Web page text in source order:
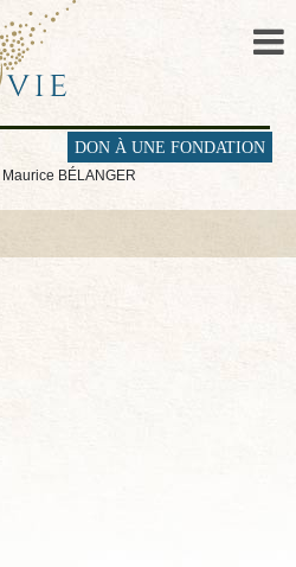
DON À UNE FONDATION
Maurice BÉLANGER